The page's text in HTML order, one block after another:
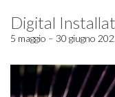
Digital
5 maggio – 30 giugno